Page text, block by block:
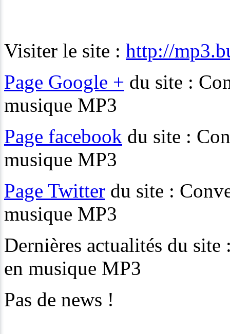
Visiter le site : http://
Page Google + du site :
musique MP3
Page facebook du site :
musique MP3
Page Twitter du site :
musique MP3
Dernières actualités du
en musique MP3
Pas de news !